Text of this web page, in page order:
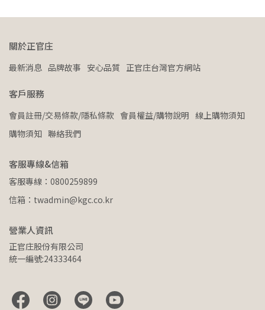
關於正官庄
最新消息 品牌故事 安心品質 正官庄台灣官方網站
客戶服務
會員註冊/交易條款/隱私條款 會員權益/購物說明 線上購物須知
購物須知 聯絡我們
客服專線&信箱
客服專線：0800259899
信箱：twadmin@kgc.co.kr
營業人資訊
正官庄股份有限公司
統一編號:24333464